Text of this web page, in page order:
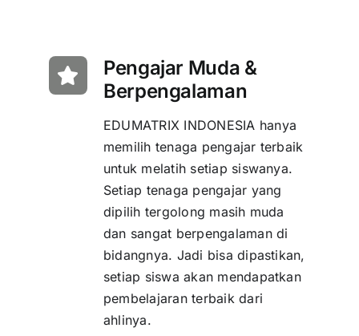
Pengajar Muda &
Berpengalaman
EDUMATRIX INDONESIA hanya
memilih tenaga pengajar terbaik
untuk melatih setiap siswanya.
Setiap tenaga pengajar yang
dipilih tergolong masih muda
dan sangat berpengalaman di
bidangnya. Jadi bisa dipastikan,
setiap siswa akan mendapatkan
pembelajaran terbaik dari
ahlinya.